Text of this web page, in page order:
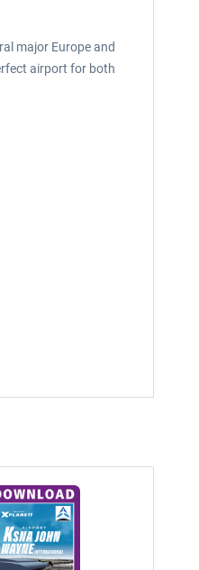
major Europe and
airport for both